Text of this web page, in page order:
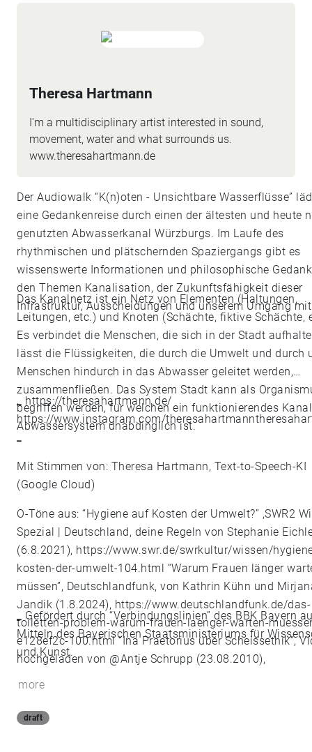
Theresa Hartmann
I'm a multidisciplinary artist interested in sound,
movement, water and what surrounds us.
www.theresahartmann.de
Der Audiowalk “K(n)oten - Unsichtbare Wasserflüsse”
eine Gedankenreise durch einen der ältesten und heute
genutzten Abwasserkanal Würzburgs. Im Laufe des
rhythmischen und plätschernden Spaziergangs gibt es
wissenswerte Informationen und philosophische
den Themen Kanalisation, der Zukunftsfähigkeit dieser
Infrastruktur, Ausscheidungen und unserem Umgang
Das Kanalnetz ist ein Netz von Elementen (Haltungen,
Leitungen, etc.) und Knoten (Schächte, fiktive Schächte,
Es verbindet die Menschen, die sich in der Stadt
lässt die Flüssigkeiten, die durch die Umwelt und durch
Menschen hindurch in das Abwasser geleitet werden,
zusammenfließen. Das System Stadt kann als
begriffen werden, für welchen ein funktionierendes
Abwassersystem unabdinglich ist.
_ https://theresahartmann.de/
https://www.instagram.com/
_
Mit Stimmen von: Theresa Hartmann, Text-to-Speech-KI
(Google Cloud)
O-Töne aus: “Hygiene auf Kosten der Umwelt?” ,SWR2
Spezial | Deutschland, deine Regeln von Stephanie
(6.8.2021), https://www.swr.de/swrkultur/wissen/
kosten-der-umwelt-104.html “Warum Frauen länger
müssen”, Deutschlandfunk, von Kathrin Kühn und
Jandik (1.8.2024), https://www.deutschlandfunk.de/das-
toiletten-problem-warum-frauen-laenger-warten-
e128ef2c-100.html“Ina Praetorius über Scheissethik”,
hochgeladen von @Antje Schrupp (23.08.2010),
ERfXW1NU7ySBx3doWTcg&index=8
_ Gefördert durch “Verbindungslinien” des BBK Bayern
Mitteln des Bayerischen Staatsministeriums für
und Kunst.
more
draft